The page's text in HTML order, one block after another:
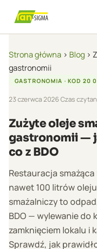
Strona główna › Blog ›
gastronomii
GASTRONOMIA · KOD 20
23 czerwca 2026·Czas
Zużyte oleje
gastronomii —
co z BDO
Restauracja
nawet 100 litrów
smażalniczy to
BDO — wylewanie do
zamknięciem lokalu i
Sprawdź, jak